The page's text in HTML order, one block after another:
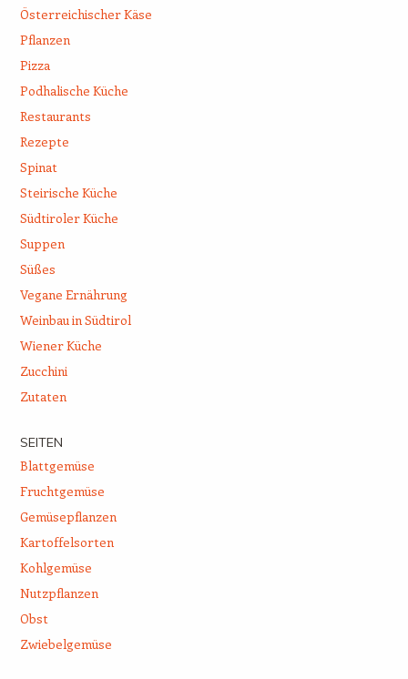
Österreichischer Käse
Pflanzen
Pizza
Podhalische Küche
Restaurants
Rezepte
Spinat
Steirische Küche
Südtiroler Küche
Suppen
Süßes
Vegane Ernährung
Weinbau in Südtirol
Wiener Küche
Zucchini
Zutaten
SEITEN
Blattgemüse
Fruchtgemüse
Gemüsepflanzen
Kartoffelsorten
Kohlgemüse
Nutzpflanzen
Obst
Zwiebelgemüse